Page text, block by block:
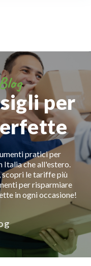
per
pratici per
Italia che all'estero.
le tariffe più
per risparmiare
in ogni occasione!